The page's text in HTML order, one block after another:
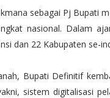
sebagai Pj Bupati
nasional. Dalam
dan 22 Kabupaten se-
Bupati Definitif
sistem digitalisasi